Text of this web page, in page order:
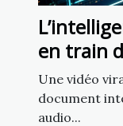
en train
source
Une vidéo
document
audio...